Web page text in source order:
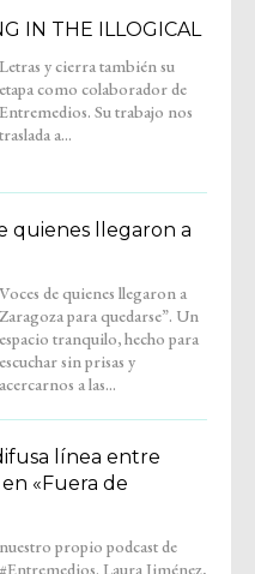
IN THE ILLOGICAL
traslada a...
quienes llegaron a
acercarnos a las...
línea entre
«Fuera de